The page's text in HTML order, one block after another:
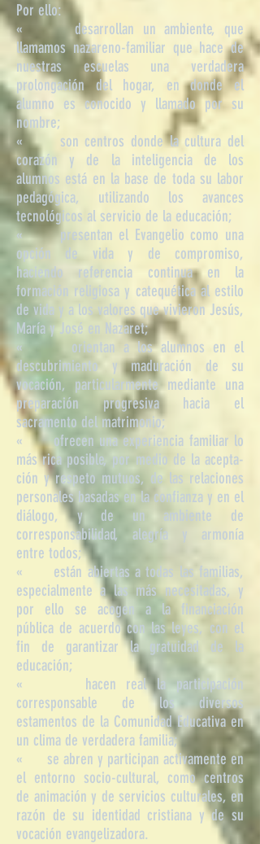
Por ello:
« desarrollan un ambiente, que
llamamos nazareno-familiar que hace de
nuestras escuelas una ver­dadera
prolongación del hogar, en donde el
alumno es conocido y llamado por su
nombre;
« son centros donde la cultura del
corazón y de la inteligencia de los
alumnos está en la base de toda su labor
pedagógica, utilizando los avances
tecnológi­cos al servicio de la educación;
« presentan el Evangelio como una
opción de vida y de compromiso,
haciendo referencia continua en la
formación religiosa y catequética al estilo
de vida y a los valores que vivieron Jesús,
María y José en Nazaret;
« orientan a los alumnos en el
descubrimiento y maduración de su
vocación, par­ticularmente mediante una
preparación progresiva hacia el
sacramento del matrimonio;
« ofrecen una experiencia familiar lo
más rica posible, por medio de la acepta­
ción y respeto mutuos, de las relaciones
personales basadas en la confianza y en el
diálogo, y de un ambiente de
corresponsabilidad, alegría y armonía
entre todos;
« están abiertas a todas las familias,
especialmente a las más necesitadas, y
por ello se acogen a la financiación
pública de acuerdo con las leyes, con el
fin de garantizar la gratuidad de la
educación;
« hacen real la participación
corresponsable de los diversos
estamentos de la Comunidad Educativa en
un clima de verdadera familia;
« se abren y participan activamente en
el entorno socio-cultural, como centros
de animación y de servicios culturales, en
razón de su identidad cristiana y de su
vocación evangelizadora.